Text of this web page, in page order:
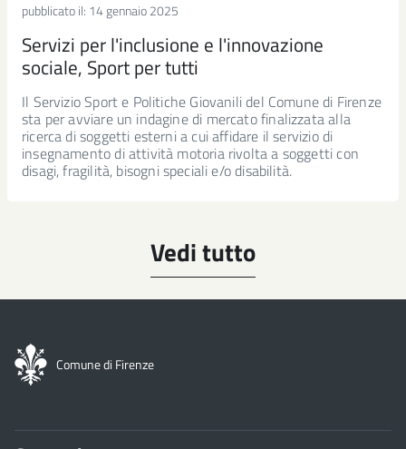
pubblicato il: 14 gennaio 2025
Servizi per l'inclusione e l'innovazione
sociale, Sport per tutti
Il Servizio Sport e Politiche Giovanili del Comune di Firenze
sta per avviare un indagine di mercato finalizzata alla
ricerca di soggetti esterni a cui affidare il servizio di
insegnamento di attività motoria rivolta a soggetti con
disagi, fragilità, bisogni speciali e/o disabilità.
Vedi tutto
Comune di Firenze